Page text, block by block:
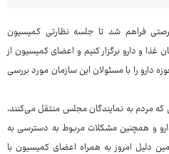
فراهم شد تا جلسه نظارتی کمیسیون
و دارو برگزار کنیم و اعضای کمیسیون از
را با مسئولان این سازمان مورد بررسی
مردم به نمایندگان مجلس منتقل می‌کنند،
و همچنین مشکلات مربوط به دسترسی به
دلیل امروز به همراه اعضای کمیسیون با